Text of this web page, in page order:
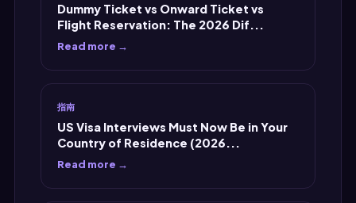
Dummy Ticket vs Onward Ticket vs
Flight Reservation: The 2026 Dif...
Read more →
指南
US Visa Interviews Must Now Be in Your
Country of Residence (2026...
Read more →